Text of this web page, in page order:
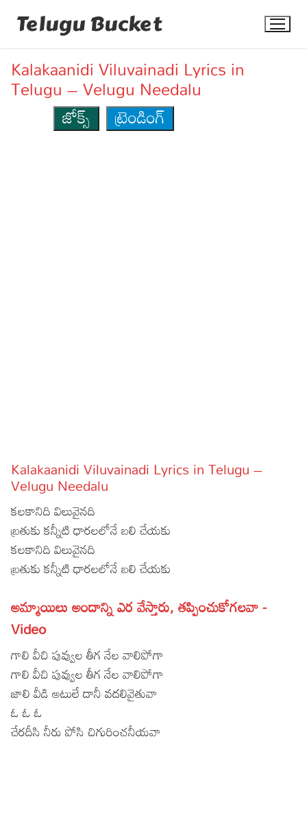
Telugu Bucket
Articles
Facts
Devotional
Christianity
Hinduism
Hindi
Lyrics in Hindi – Devotional Songs
Lyrics in Hindi – Movie Songs
Tamil
Lyrics in Tamil – Devotional Songs
Lyrics in Tamil – Movie Songs
Kannada
Lyrics in Kannada – Movie Songs
Kalakaanidi Viluvainadi Lyrics in
Telugu – Velugu Needalu
జోక్స్
ట్రెండింగ్
Kalakaanidi Viluvainadi Lyrics in Telugu –
Velugu Needalu
కలకానిది విలువైనది
బ్రతుకు కన్నీటి ధారలలోనే బలి చేయకు
కలకానిది విలువైనది
బ్రతుకు కన్నీటి ధారలలోనే బలి చేయకు
అమ్మాయిలు అందాన్ని ఎర వేస్తారు, తప్పించుకోగలవా -
Video
గాలి వీచి పువ్వుల తీగ నేల వాలిపోగా
గాలి వీచి పువ్వుల తీగ నేల వాలిపోగా
జాలి వీడి అటులే దానీ వదలివైతువా
ఓ ఓ ఓ
చేరదీసి నీరు పోసి చిగురించనీయవా